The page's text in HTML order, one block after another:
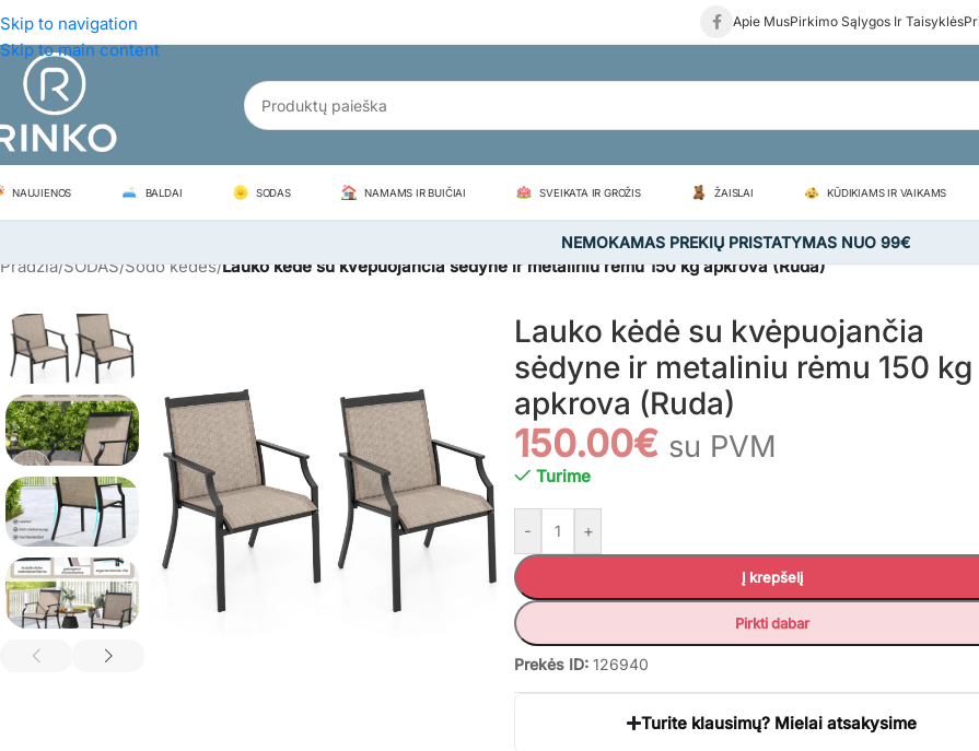
Skip to navigation
Skip to main content
Apie MusPirkimo Sąlygos Ir Taisyklės
NAUJIENOS BALDAI SODAS NAMAMS IR BUIČIAI SVEIKATA IR GROŽIS ŽAISLAI KŪDIKIAMS IR VAIKAMS
NEMOKAMAS PREKIŲ PRISTATYMAS NUO 99€
Pradžia/SODAS/Sodo kėdės/Lauko kėdė su kvėpuojančia sėdyne ir metaliniu rėmu 150 kg apkrova (Ruda)
Lauko kėdė su kvėpuojančia
sėdyne ir metaliniu rėmu 150 kg
apkrova (Ruda)
150.00€ su PVM
Turime
- +
Į krepšelį
Pirkti dabar
Prekės ID: 126940
Turite klausimų? Mielai atsakysime